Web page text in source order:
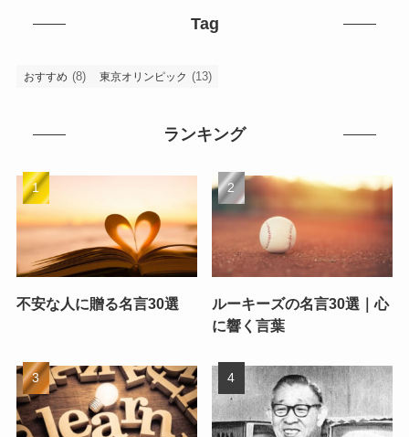
Tag
おすすめ (8) 東京オリンピック (13)
ランキング
不安な人に贈る名言30選
ルーキーズの名言30選｜心
に響く言葉